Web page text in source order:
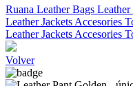
Ruana Leather Bags Leather
Leather Jackets Accesories
Leather Jackets Accesories
Volver